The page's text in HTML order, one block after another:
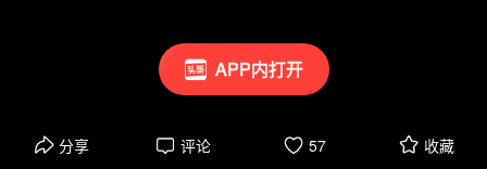
APP内打开
分享 评论 57 收藏